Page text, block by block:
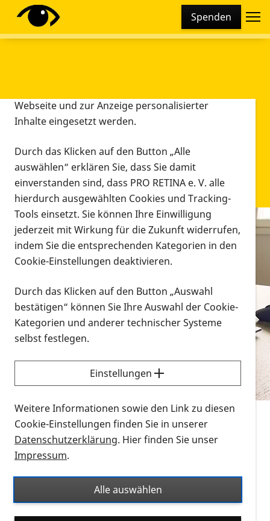
Spenden
Infomaterial
Infomaterial
Vorlesen
Alle Infomaterialien in verschiedenen
Formaten an einem Ort
Sie möchten wissen, wie Sie nach Infonmaterial
suchen und dieses bestellen bzw. herunterladen
können? Schauen Sie sich dieErklärvideos zum
Thema Infomaterial auf der PRO RETINA-Website
für blinde und sehbehinderte Menschen an.
Auf dieser Seite finden Sie sämtliches Infomaterial
Ort. Nutzen Sie den Formatfilter, um ausschließlich
nach Flyern und Broschüren, Audios oder Videos zu
suchen. Die meisten Flyer und Broschüren werden in
Diese Webseite setzt verschiedene Cookies und
Tracking-Tools ein. Dies beinhaltet Cookies und
Webseite und zur Anzeige personalisierter
Inhalte eingesetzt werden.
Durch das Klicken auf den Button „Alle
auswählen“ erklären Sie, dass Sie damit
einverstanden sind, dass PRO RETINA e. V. alle
hierdurch ausgewählten Cookies und Tracking-
Tools einsetzt. Sie können Ihre Einwilligung
jederzeit mit Wirkung für die Zukunft widerrufen,
indem Sie die entsprechenden Kategorien in den
Cookie-Einstellungen deaktivieren.
Durch das Klicken auf den Button „Auswahl
bestätigen“ können Sie Ihre Auswahl der Cookie-
Kategorien und anderer technischer Systeme
selbst festlegen.
Einstellungen
Weitere Informationen sowie den Link zu diesen
Cookie-Einstellungen finden Sie in unserer
Datenschutzerklärung. Hier finden Sie unser
Impressum.
Alle auswählen